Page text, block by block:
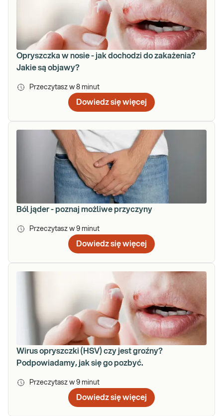
Opryszczka w nosie - jak dochodzi do zakażenia?
Jakie są objawy?
Przeczytasz w 8 minut
Dowiedz się więcej
Ból jąder - poznaj możliwe przyczyny
Przeczytasz w 9 minut
Dowiedz się więcej
Wirus opryszczki (HSV) czy jest groźny?
Podpowiadamy, jak się go pozbyć.
Przeczytasz w 9 minut
Dowiedz się więcej